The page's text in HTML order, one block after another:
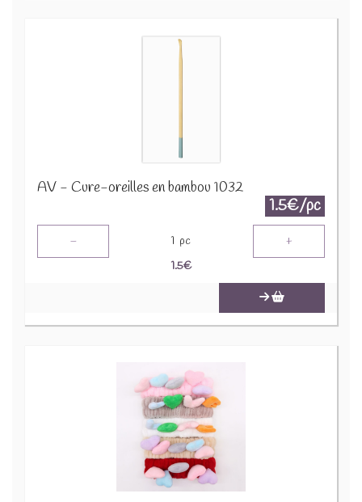
AV - Cure-oreilles en bambou 1032
1.5€/pc
- 1 pc +
1.5€